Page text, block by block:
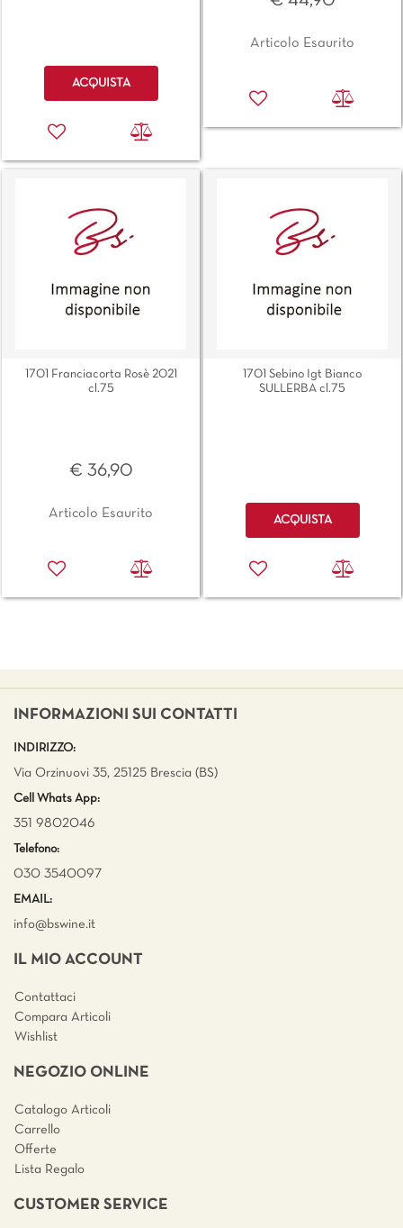
Quantità
ACQUISTA
Articolo Esaurito
1701 Franciacorta Rosè 2021
cl.75
€ 36,90
Articolo Esaurito
1701 Sebino Igt Bianco
SULLERBA cl.75
Quantità
ACQUISTA
INFORMAZIONI SUI CONTATTI
INDIRIZZO:
Via Orzinuovi 35, 25125 Brescia (BS)
Cell Whats App:
351 9802046
Telefono:
030 3540097
EMAIL:
info@bswine.it
IL MIO ACCOUNT
Contattaci
Compara Articoli
Wishlist
NEGOZIO ONLINE
Catalogo Articoli
Carrello
Offerte
Lista Regalo
CUSTOMER SERVICE